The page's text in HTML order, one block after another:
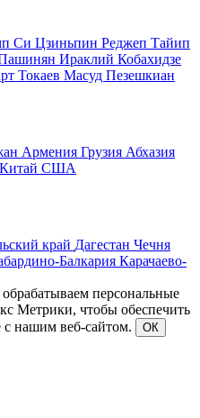
Си Цзиньпин Реджеп Тайип
Ираклий Кобахидзе
Токаев Масуд Пезешкиан
Армения Грузия Абхазия
Китай США
край Дагестан Чечня
Балкария Карачаево-
персональные
Метрики, чтобы обеспечить
с нашим веб-сайтом.
ОК